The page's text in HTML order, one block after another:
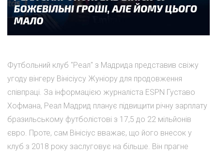
Футбольний клуб "Реал" з Мадрида представив свіжу
угоду вінгеру Вінісіусу Жуніору для продовження
співпраці. За інформацією журналіста ESPN Густаво
Хофмана, Реал Мадрид планує підвищити річну зарплату
бразильському футболістові з 17,5 до 22 мільйонів
євро. Проте, сам Вінісіус вважає, що його внесок у
клуб з 2018 року заслуговує на більше. Він прагне